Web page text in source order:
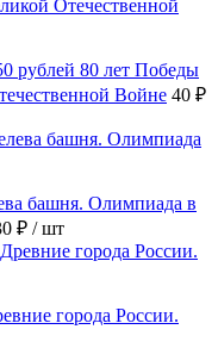
рублей 80 лет Победы
Войне 40 ₽
башня. Олимпиада в
₽ / шт
города России.